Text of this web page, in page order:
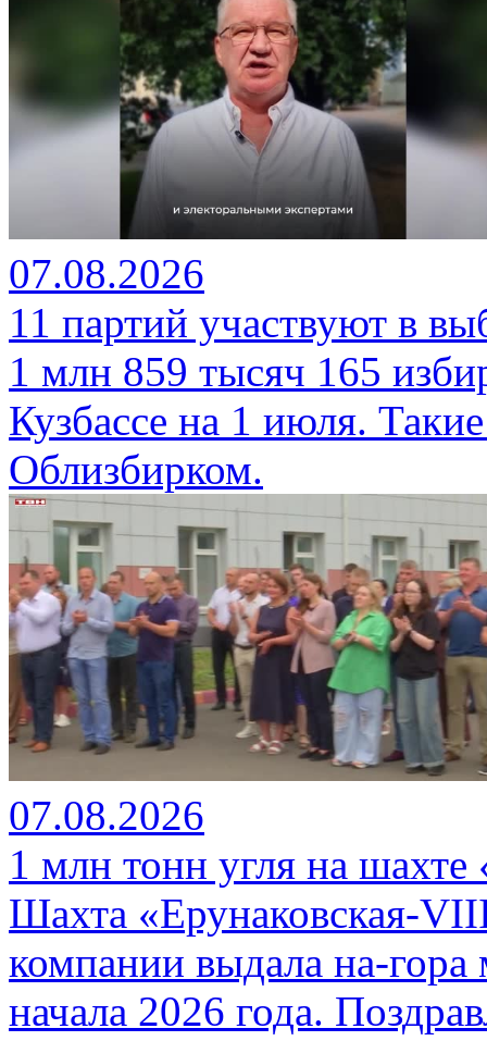
07.08.2026
11 партий участвуют в
1 млн 859 тысяч 165
Кузбассе на 1 июля.
Облизбирком.
07.08.2026
1 млн тонн угля на
Шахта «Ерунаковская-
компании выдала на-
начала 2026 года.